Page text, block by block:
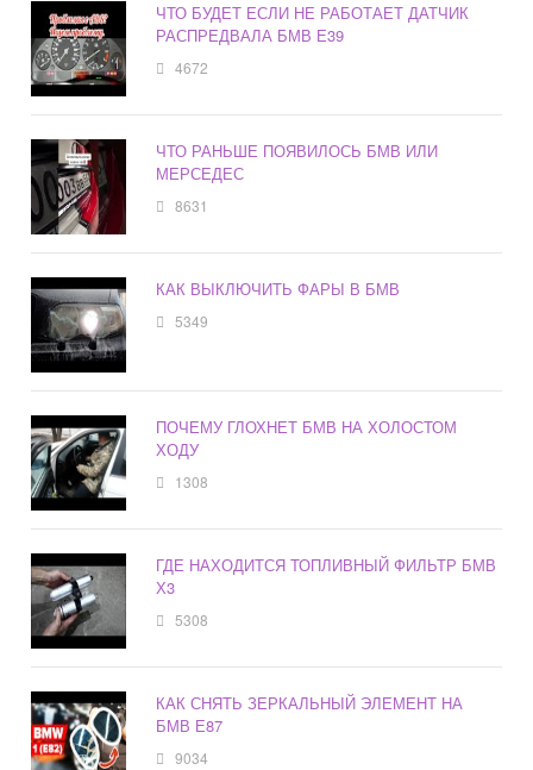
ЧТО БУДЕТ ЕСЛИ НЕ РАБОТАЕТ ДАТЧИК
РАСПРЕДВАЛА БМВ Е39
4672
ЧТО РАНЬШЕ ПОЯВИЛОСЬ БМВ ИЛИ
МЕРСЕДЕС
8631
КАК ВЫКЛЮЧИТЬ ФАРЫ В БМВ
5349
ПОЧЕМУ ГЛОХНЕТ БМВ НА ХОЛОСТОМ
ХОДУ
1308
ГДЕ НАХОДИТСЯ ТОПЛИВНЫЙ ФИЛЬТР БМВ
Х3
5308
КАК СНЯТЬ ЗЕРКАЛЬНЫЙ ЭЛЕМЕНТ НА
БМВ Е87
9034